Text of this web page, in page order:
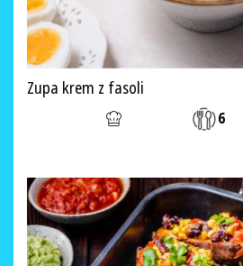
Zupa krem z fasoli
6